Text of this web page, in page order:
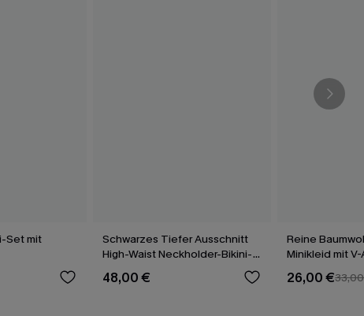
Set mit
Schwarzes Tiefer Ausschnitt
High-Waist Neckholder-Bikini-
Set
48,00 €
Reine
Minikleid mit
26,00 €